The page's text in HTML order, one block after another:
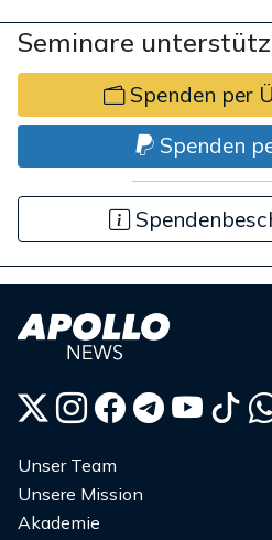
Seminare
Spenden per
Spenden
Unser Team
Unsere Mission
Akademie